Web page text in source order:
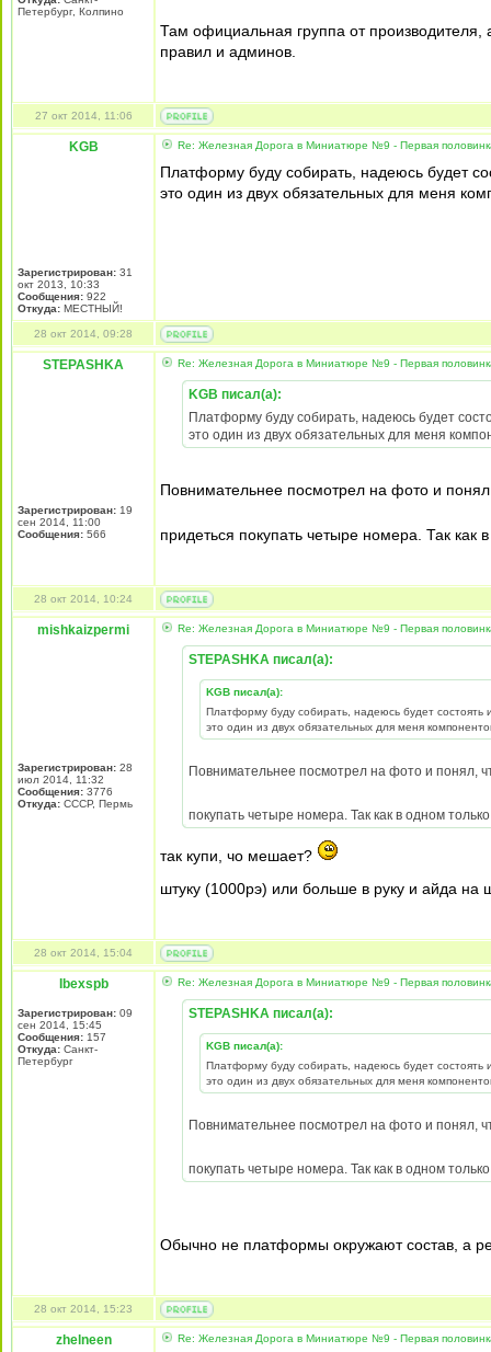
Петербург, Колпино
Там официальная группа от производителя,
правил и админов.
27 окт 2014, 11:06
KGB
Зарегистрирован: 31
окт 2013, 10:33
Сообщения: 922
Откуда: МЕСТНЫЙ!
Re: Железная Дорога в Миниатюре №9 - Первая
Платформу буду собирать, надеюсь будет
это один из двух обязательных для меня
28 окт 2014, 09:28
STEPASHKA
Зарегистрирован: 19
сен 2014, 11:00
Сообщения: 566
Re: Железная Дорога в Миниатюре №9 - Первая
KGB писал(а):
Платформу буду собирать, надеюсь будет
это один из двух обязательных для меня
Повнимательнее посмотрел на фото и
придеться покупать четыре номера. Так
28 окт 2014, 10:24
mishkaizpermi
Зарегистрирован: 28
июл 2014, 11:32
Сообщения: 3776
Откуда: СССР, Пермь
Re: Железная Дорога в Миниатюре №9 - Первая
STEPASHKA писал(а):
KGB писал(а):
Платформу буду собирать, надеюсь будет состоять
это один из двух обязательных для меня
Повнимательнее посмотрел на фото и понял,
покупать четыре номера. Так как в одном
так купи, чо мешает?
штуку (1000рэ) или больше в руку и айда на
28 окт 2014, 15:04
Ibexspb
Зарегистрирован: 09
сен 2014, 15:45
Сообщения: 157
Откуда: Санкт-
Петербург
Re: Железная Дорога в Миниатюре №9 - Первая
STEPASHKA писал(а):
KGB писал(а):
Платформу буду собирать, надеюсь будет состоять
это один из двух обязательных для меня
Повнимательнее посмотрел на фото и понял,
покупать четыре номера. Так как в одном
Обычно не платформы окружают состав, а
28 окт 2014, 15:23
zhelneen Re: Железная Дорога в Миниатюре №9 - Первая